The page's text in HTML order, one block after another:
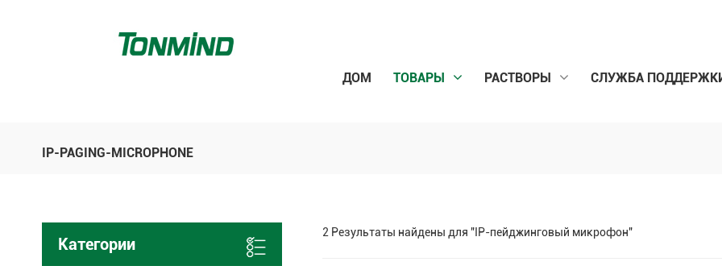
ДОМ ТОВАРЫ РАСТВОРЫ СЛУЖБА
IP-PAGING-MICROPHONE
Категории
2 Результаты найдены для "IP-пейджинговый микрофон"